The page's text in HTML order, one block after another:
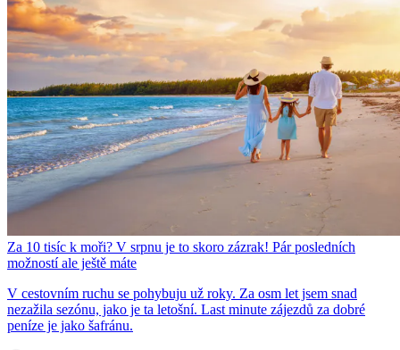
Za 10 tisíc k moři? V srpnu je to skoro zázrak! Pár posledních
možností ale ještě máte
V cestovním ruchu se pohybuju už roky. Za osm let jsem snad
nezažila sezónu, jako je ta letošní. Last minute zájezdů za dobré
peníze je jako šafránu.